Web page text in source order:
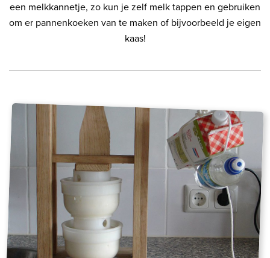
een melkkannetje, zo kun je zelf melk tappen en gebruiken
om er pannenkoeken van te maken of bijvoorbeeld je eigen
kaas!